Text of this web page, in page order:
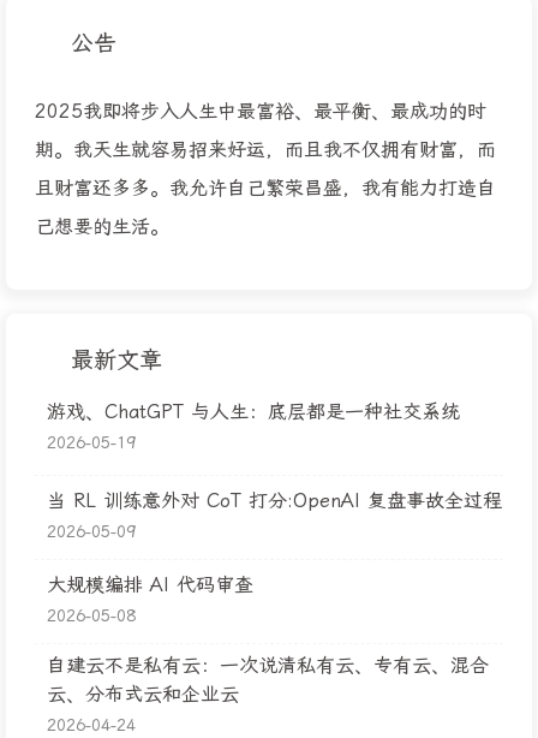
公告
2025我即将步入人生中最富裕、最平衡、最成功的时
期。我天生就容易招来好运，而且我不仅拥有财富，而
且财富还多多。我允许自己繁荣昌盛，我有能力打造自
己想要的生活。
最新文章
游戏、ChatGPT 与人生：底层都是一种社交系统
2026-05-19
当 RL 训练意外对 CoT 打分:OpenAI 复盘事故全过程
2026-05-09
大规模编排 AI 代码审查
2026-05-08
自建云不是私有云：一次说清私有云、专有云、混合
云、分布式云和企业云
2026-04-24